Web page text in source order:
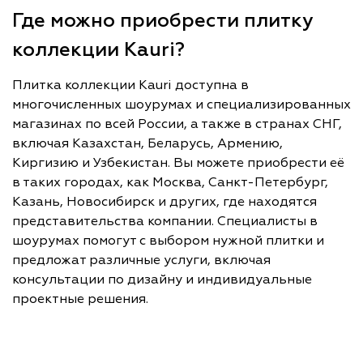
Где можно приобрести плитку
коллекции Kauri?
Плитка коллекции Kauri доступна в
многочисленных шоурумах и специализированных
магазинах по всей России, а также в странах СНГ,
включая Казахстан, Беларусь, Армению,
Киргизию и Узбекистан. Вы можете приобрести её
в таких городах, как Москва, Санкт-Петербург,
Казань, Новосибирск и других, где находятся
представительства компании. Специалисты в
шоурумах помогут с выбором нужной плитки и
предложат различные услуги, включая
консультации по дизайну и индивидуальные
проектные решения.